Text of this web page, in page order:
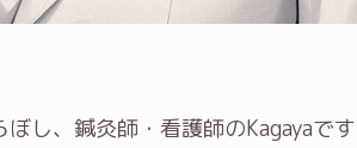
し、鍼灸師・看護師のKagayaです